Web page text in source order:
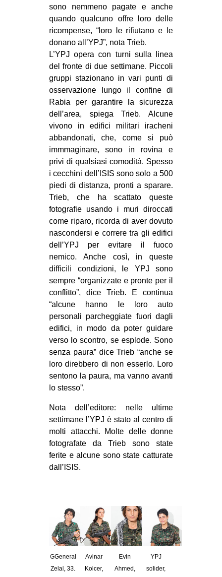
sono nemmeno pagate e anche
quando qualcuno offre loro delle
ricompense, “loro le rifiutano e le
donano all’YPJ”, nota Trieb.
L’YPJ opera con turni sulla linea
del fronte di due settimane. Piccoli
gruppi stazionano in vari punti di
osservazione lungo il confine di
Rabia per garantire la sicurezza
dell’area, spiega Trieb. Alcune
vivono in edifici militari iracheni
abbandonati, che, come si può
immmaginare, sono in rovina e
privi di qualsiasi comodità. Spesso
i cecchini dell’ISIS sono solo a 500
piedi di distanza, pronti a sparare.
Trieb, che ha scattato queste
fotografie usando i muri diroccati
come riparo, ricorda di aver dovuto
nascondersi e correre tra gli edifici
dell’YPJ per evitare il fuoco
nemico. Anche così, in queste
difficili condizioni, le YPJ sono
sempre “organizzate e pronte per il
conflitto”, dice Trieb. E continua
“alcune hanno le loro auto
personali parcheggiate fuori dagli
edifici, in modo da poter guidare
verso lo scontro, se esplode. Sono
senza paura” dice Trieb “anche se
loro direbbero di non esserlo. Loro
sentono la paura, ma vanno avanti
lo stesso”.
Nota dell’editore: nelle ultime
settimane l’YPJ è stato al centro di
molti attacchi. Molte delle donne
fotografate da Trieb sono state
ferite e alcune sono state catturate
dall’ISIS.
GGeneral
Zelal, 33.
Avinar
Kolcer,
Evin
Ahmed,
YPJ
solider,